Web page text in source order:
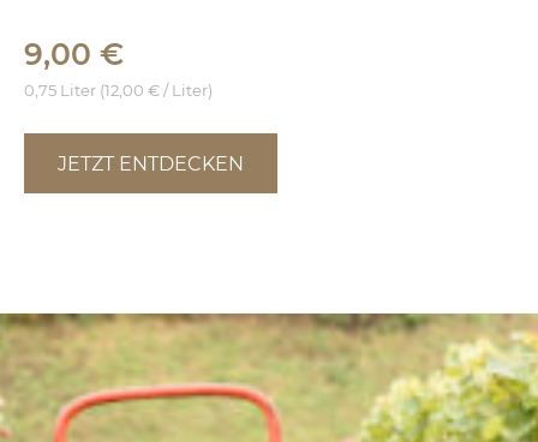
9,00 €
0,75 Liter (12,00 € / Liter)
JETZT ENTDECKEN